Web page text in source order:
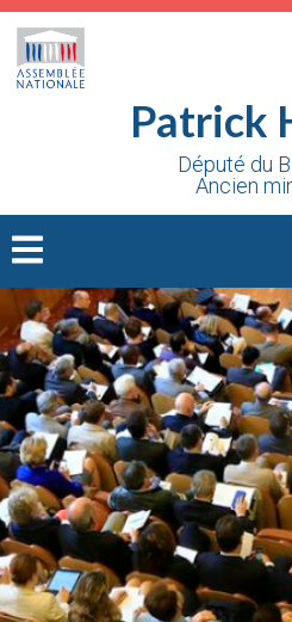
Patrick
Député du
Ancien
Cookies management panel